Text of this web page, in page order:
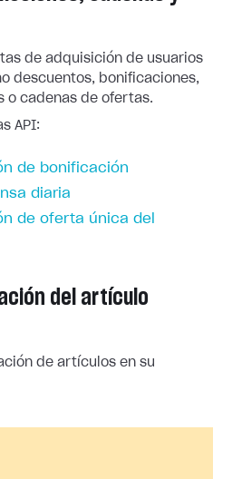
de adquisición de usuarios
descuentos, bonificaciones,
o cadenas de ofertas.
API:
de bonificación
diaria
de oferta única del
del artículo
de artículos en su